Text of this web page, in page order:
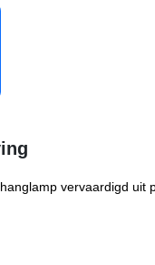
vervaardigd uit